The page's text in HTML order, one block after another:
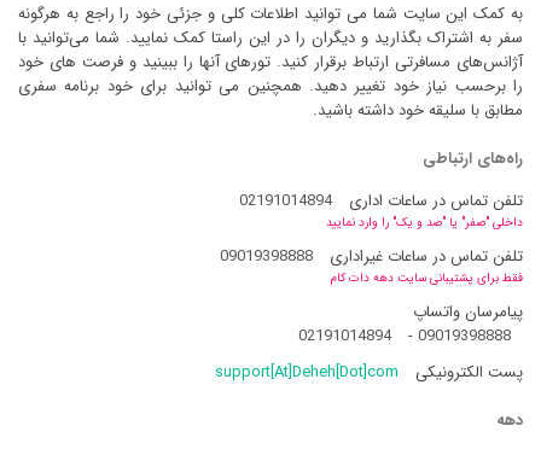
به کمک این سایت شما می توانید اطلاعات کلی و جزئی خود را راجع به هرگونه
سفر به اشتراک بگذارید و دیگران را در این راستا کمک نمایید. شما می‌توانید با
آژانس‌های مسافرتی ارتباط برقرار کنید. تورهای آنها را ببینید و فرصت های خود
را برحسب نیاز خود تغییر دهید. همچنین می توانید برای خود برنامه سفری
مطابق با سلیقه خود داشته باشید.
راه‌های ارتباطی
تلفن تماس در ساعات اداری
02191014894
داخلی "صفر" یا "صد و یک" را وارد نمایید
تلفن تماس در ساعات غیراداری 09019398888
فقط برای پشتیبانی سایت دهه دات کام
پیامرسان واتساپ
09019398888
-
02191014894
پست الکترونیکی
support[At]Deheh[Dot]com
دهه